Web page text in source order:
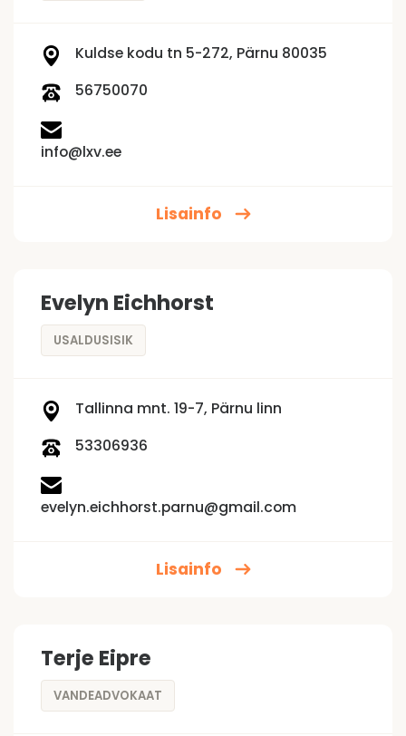
Kuldse kodu tn 5-272, Pärnu 80035
56750070
info@lxv.ee
Lisainfo
Evelyn Eichhorst
USALDUSISIK
Tallinna mnt. 19-7, Pärnu linn
53306936
evelyn.eichhorst.parnu@gmail.com
Lisainfo
Terje Eipre
VANDEADVOKAAT